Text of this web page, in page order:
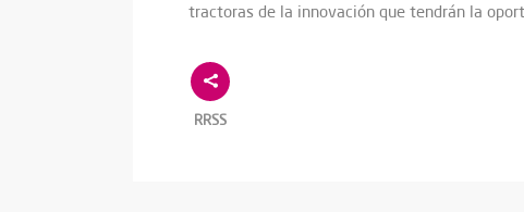
tractoras de la innovación que tendrán la
RRSS